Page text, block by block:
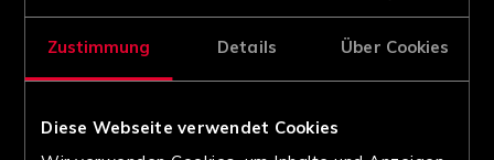
Zustimmung Details Über Cookies
Diese Webseite verwendet Cookies